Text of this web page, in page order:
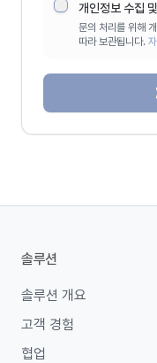
개인정보 수집
문의 처리를 위해
따라 보관됩니다.
솔루션
솔루션 개요
고객 경험
협업